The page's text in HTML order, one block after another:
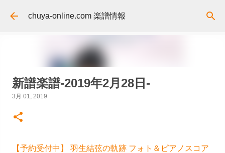
スキップしてメイン コンテンツに移動
chuya-online.com 楽譜情報
新譜楽譜-2019年2月28日-
3月 01, 2019
【予約受付中】 羽生結弦の軌跡 フォト＆ピアノスコア